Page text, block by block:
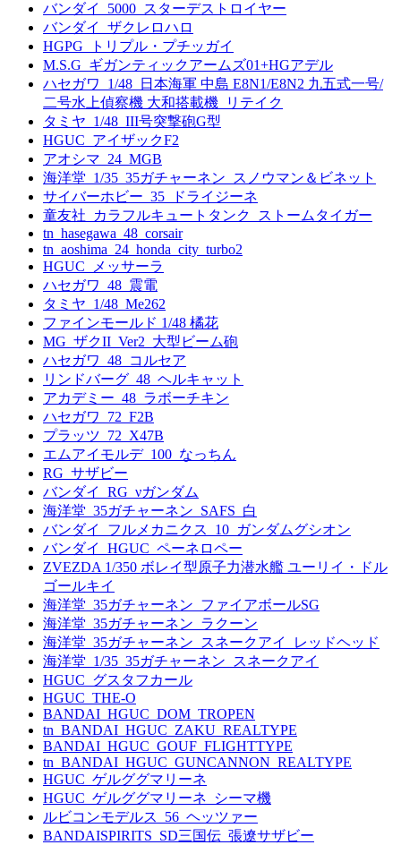
バンダイ_5000_スターデストロイヤー
バンダイ_ザクレロハロ
HGPG_トリプル・プチッガイ
M.S.G_ギガンティックアームズ01+HGアデル
ハセガワ_1/48_日本海軍 中島 E8N1/E8N2 九五式一号/
二号水上偵察機 大和搭載機_リテイク
タミヤ_1/48_III号突撃砲G型
HGUC_アイザックF2
アオシマ_24_MGB
海洋堂_1/35_35ガチャーネン_スノウマン＆ビネット
サイバーホビー_35_ドライジーネ
童友社_カラフルキュートタンク_ストームタイガー
tn_hasegawa_48_corsair
tn_aoshima_24_honda_city_turbo2
HGUC_メッサーラ
ハセガワ_48_震電
タミヤ_1/48_Me262
ファインモールド 1/48 橘花
MG_ザクII_Ver2_大型ビーム砲
ハセガワ_48_コルセア
リンドバーグ_48_ヘルキャット
アカデミー_48_ラボーチキン
ハセガワ_72_F2B
プラッツ_72_X47B
エムアイモルデ_100_なっちん
RG_サザビー
バンダイ_RG_νガンダム
海洋堂_35ガチャーネン_SAFS_白
バンダイ_フルメカニクス_10_ガンダムグシオン
バンダイ_HGUC_ペーネロペー
ZVEZDA 1/350 ボレイ型原子力潜水艦 ユーリイ・ドル
ゴールキイ
海洋堂_35ガチャーネン_ファイアボールSG
海洋堂_35ガチャーネン_ラクーン
海洋堂_35ガチャーネン_スネークアイ_レッドヘッド
海洋堂_1/35_35ガチャーネン_スネークアイ
HGUC_グスタフカール
HGUC_THE-O
BANDAI_HGUC_DOM_TROPEN
tn_BANDAI_HGUC_ZAKU_REALTYPE
BANDAI_HGUC_GOUF_FLIGHTTYPE
tn_BANDAI_HGUC_GUNCANNON_REALTYPE
HGUC_ゲルググマリーネ
HGUC_ゲルググマリーネ_シーマ機
ルビコンモデルス_56_ヘッツァー
BANDAISPIRITS_SD三国伝_張遼サザビー